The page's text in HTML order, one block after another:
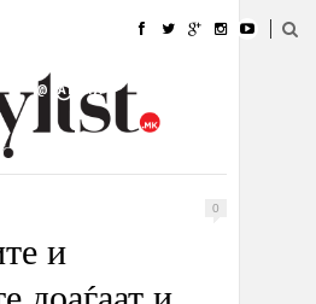
УБАВИНА
@РАБОТА
0
и